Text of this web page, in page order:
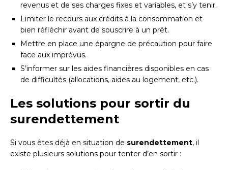
revenus et de ses charges fixes et variables, et s’y tenir.
Limiter le recours aux crédits à la consommation et
bien réfléchir avant de souscrire à un prêt.
Mettre en place une épargne de précaution pour faire
face aux imprévus.
S’informer sur les aides financières disponibles en cas
de difficultés (allocations, aides au logement, etc.).
Les solutions pour sortir du
surendettement
Si vous êtes déjà en situation de surendettement, il
existe plusieurs solutions pour tenter d’en sortir :